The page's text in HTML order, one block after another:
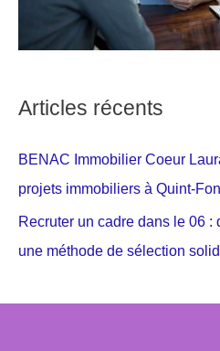
Articles récents
BENAC Immobilier Coeur
projets immobiliers à Quint-
Recruter un cadre dans le 06 :
une méthode de sélection